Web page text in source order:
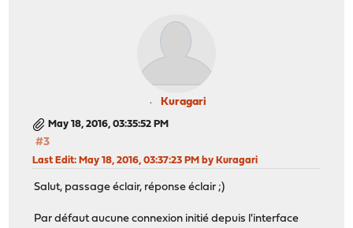
Kuragari
May 18, 2016, 03:35:52 PM
#3
Last Edit: May 18, 2016, 03:37:23 PM by Kuragari
Salut, passage éclair, réponse éclair ;)
Par défaut aucune connexion initié depuis l'interface